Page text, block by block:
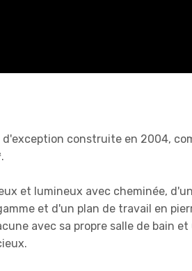
construite en 2004,
et lumineux avec cheminée,
et d'un plan de travail en
avec sa propre salle de bain